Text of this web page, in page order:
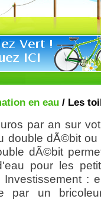
en eau / Les
par an sur
double dÃ©bit ou
dÃ©bit
pour les
:
par un